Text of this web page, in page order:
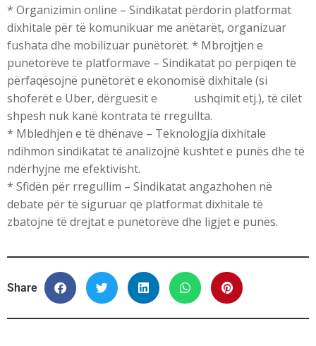
* Organizimin online – Sindikatat përdorin platformat
dixhitale për të komunikuar me anëtarët, organizuar
fushata dhe mobilizuar punëtorët. * Mbrojtjen e
punëtorëve të platformave – Sindikatat po përpiqen të
përfaqësojnë punëtorët e ekonomisë dixhitale (si
shoferët e Uber, dërguesit e ushqimit etj.), të cilët
shpesh nuk kanë kontrata të rregullta.
* Mbledhjen e të dhënave – Teknologjia dixhitale
ndihmon sindikatat të analizojnë kushtet e punës dhe të
ndërhyjnë më efektivisht.
* Sfidën për rregullim – Sindikatat angazhohen në
debate për të siguruar që platformat dixhitale të
zbatojnë të drejtat e punëtorëve dhe ligjet e punës.
Share